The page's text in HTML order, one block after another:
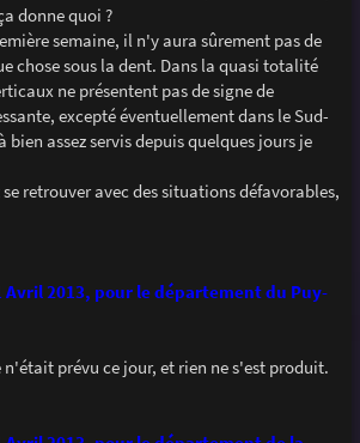
donne quoi ?
semaine, il n'y aura sûrement pas de
chose sous la dent. Dans la quasi totalité
ne présentent pas de signe de
excepté éventuellement dans le Sud-
bien assez servis depuis quelques jours je
retrouver avec des situations défavorables,
Avril 2013, pour le département du Puy-
prévu ce jour, et rien ne s'est produit.